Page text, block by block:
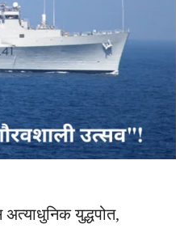
युद्धपोत,